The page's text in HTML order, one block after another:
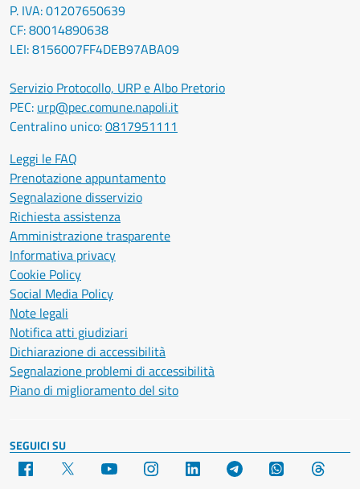
P. IVA: 01207650639
CF: 80014890638
LEI: 8156007FF4DEB97ABA09
Servizio Protocollo, URP e Albo Pretorio
PEC: urp@pec.comune.napoli.it
Centralino unico:0817951111
Leggi le FAQ
Prenotazione appuntamento
Segnalazione disservizio
Richiesta assistenza
Amministrazione trasparente
Informativa privacy
Cookie Policy
Social Media Policy
Note legali
Notifica atti giudiziari
Dichiarazione di accessibilità
Segnalazione problemi di accessibilità
Piano di miglioramento del sito
SEGUICI SU
Facebook YouTube Instagram LinkedIn Telegram WhatsApp